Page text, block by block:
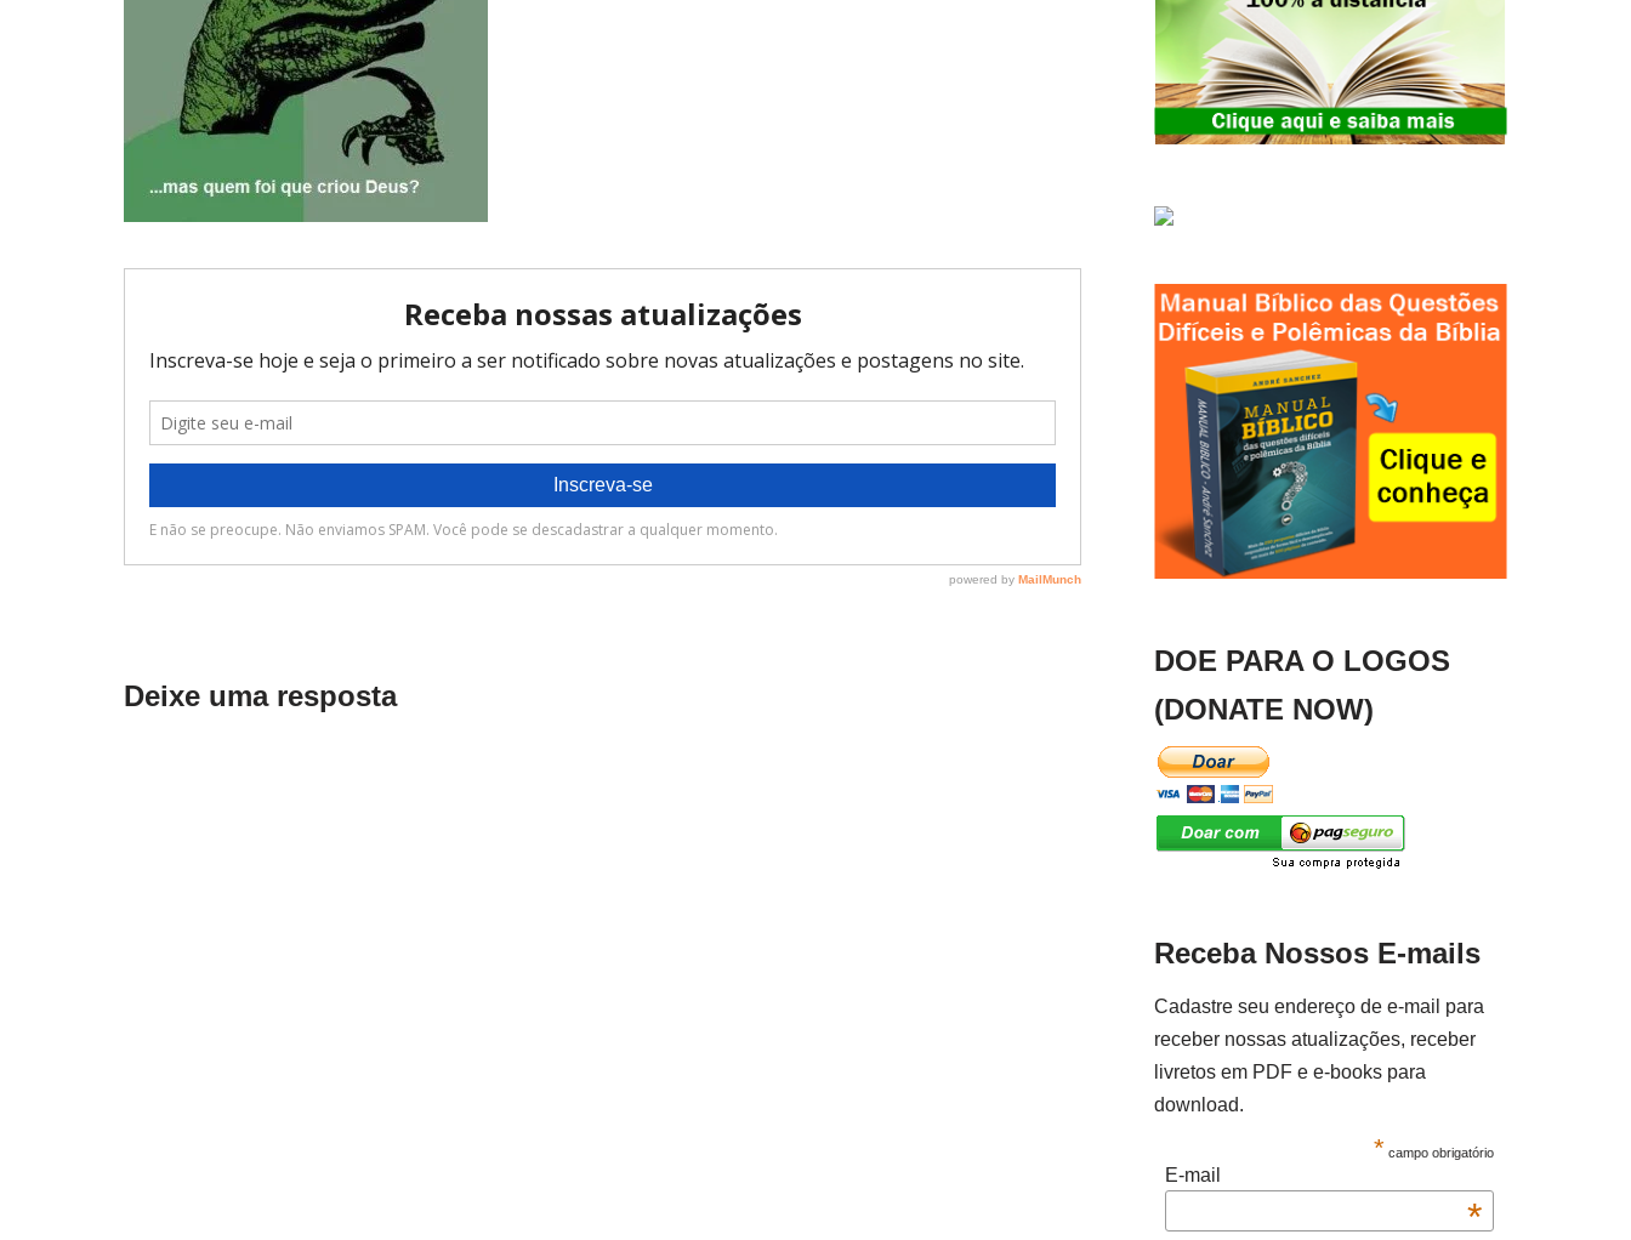
Deixe uma resposta
DOE PARA O LOGOS
(DONATE NOW)
Receba Nossos E-mails
Cadastre seu endereço de e-mail para
receber nossas atualizações, receber
livretos em PDF e e-books para
download.
* campo obrigatório
E-mail
*